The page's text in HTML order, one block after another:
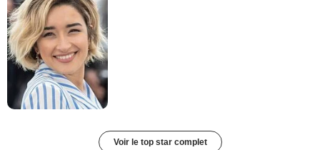
Voir le top star complet